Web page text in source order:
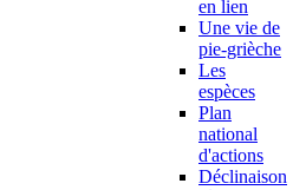
en lien
Une vie de
pie-grièche
Les
espèces
Plan
national
d'actions
Déclinaison